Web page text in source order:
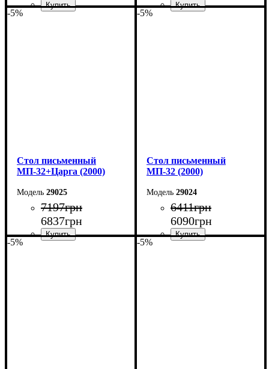
-5%
Cтол письменный
МП-32+Царга (2000)
29025
7197грн
6837грн
-5%
Cтол письменный
МП-32 (2000)
29024
6411грн
6090грн
-5% -5%